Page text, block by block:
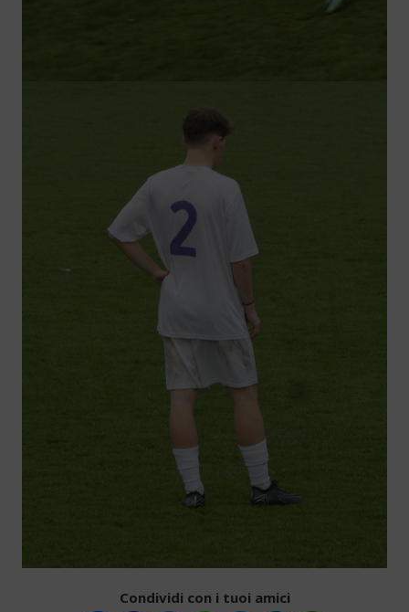
Condividi con i tuoi amici